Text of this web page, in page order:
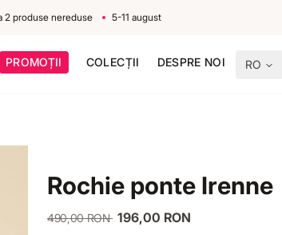
nereduse 5-11 august
PROMOȚII COLECȚII DESPRE NOI RO
Rochie ponte Irenne
490,00 RON 196,00 RON